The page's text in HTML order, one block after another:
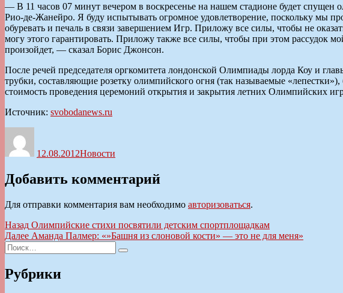
— В 11 часов 07 минут вечером в воскресенье на нашем стадионе будет
Рио-де-Жанейро. Я буду испытывать огромное удовлетворение, поскольку мы
обуревать и печаль в связи завершением Игр. Приложу все силы, чтобы не
могу этого гарантировать. Приложу также все силы, чтобы при этом рассудок
произойдет, — сказал Борис Джонсон.
После речей председателя оргкомитета лондонской Олимпиады лорда Коу и
трубки, составляющие розетку олимпийского огня (так называемые
стоимость проведения церемоний открытия и закрытия летних Олимпийских
Источник: svobodanews.ru
12.08.2012Новости
Добавить комментарий
Для отправки комментария вам необходимо авторизоваться.
Навигация
по
записям
Назад Предыдущая
запись:
Олимпийские стихи посвятили детским спортплощадкам
Далее Следующая
Аманда Палмер: «»Башня из слоновой кости» — это не для меня»
Искать:
Поиск
Рубрики